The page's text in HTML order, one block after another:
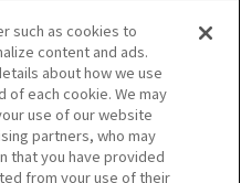
such as cookies to
content and ads.
about how we use
each cookie. We may
use of our website
partners, who may
that you have provided
from your use of their